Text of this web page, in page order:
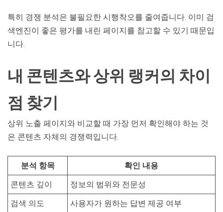
특히 경쟁 분석은 불필요한 시행착오를 줄여줍니다. 이미 검
색엔진이 좋은 평가를 내린 페이지를 참고할 수 있기 때문입
니다.
내 콘텐츠와 상위 랭커의 차이
점 찾기
상위 노출 페이지와 비교할 때 가장 먼저 확인해야 하는 것
은 콘텐츠 자체의 경쟁력입니다.
분석 항목
확인 내용
콘텐츠 깊이
정보의 범위와 전문성
검색 의도
사용자가 원하는 답변 제공 여부